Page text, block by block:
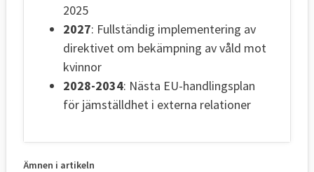
2025
2027: Fullständig implementering av
direktivet om bekämpning av våld mot
kvinnor
2028-2034: Nästa EU-handlingsplan
för jämställdhet i externa relationer
Ämnen i artikeln